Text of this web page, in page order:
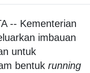
-- Kementerian
imbauan
untuk
bentuk running